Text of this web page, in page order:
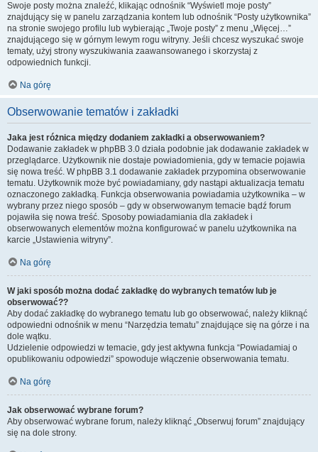
Swoje posty można znaleźć, klikając odnośnik “Wyświetl moje posty”
znajdujący się w panelu zarządzania kontem lub odnośnik “Posty użytkownika”
na stronie swojego profilu lub wybierając „Twoje posty” z menu „Więcej…”
znajdującego się w górnym lewym rogu witryny. Jeśli chcesz wyszukać swoje
tematy, użyj strony wyszukiwania zaawansowanego i skorzystaj z
odpowiednich funkcji.
Na górę
Obserwowanie tematów i zakładki
Jaka jest różnica między dodaniem zakładki a obserwowaniem?
Dodawanie zakładek w phpBB 3.0 działa podobnie jak dodawanie zakładek w
przeglądarce. Użytkownik nie dostaje powiadomienia, gdy w temacie pojawia
się nowa treść. W phpBB 3.1 dodawanie zakładek przypomina obserwowanie
tematu. Użytkownik może być powiadamiany, gdy nastąpi aktualizacja tematu
oznaczonego zakładką. Funkcja obserwowania powiadamia użytkownika – w
wybrany przez niego sposób – gdy w obserwowanym temacie bądź forum
pojawiła się nowa treść. Sposoby powiadamiania dla zakładek i
obserwowanych elementów można konfigurować w panelu użytkownika na
karcie „Ustawienia witryny”.
Na górę
W jaki sposób można dodać zakładkę do wybranych tematów lub je
obserwować??
Aby dodać zakładkę do wybranego tematu lub go obserwować, należy kliknąć
odpowiedni odnośnik w menu “Narzędzia tematu” znajdujące się na górze i na
dole wątku.
Udzielenie odpowiedzi w temacie, gdy jest aktywna funkcja “Powiadamiaj o
opublikowaniu odpowiedzi” spowoduje włączenie obserwowania tematu.
Na górę
Jak obserwować wybrane forum?
Aby obserwować wybrane forum, należy kliknąć „Obserwuj forum” znajdujący
się na dole strony.